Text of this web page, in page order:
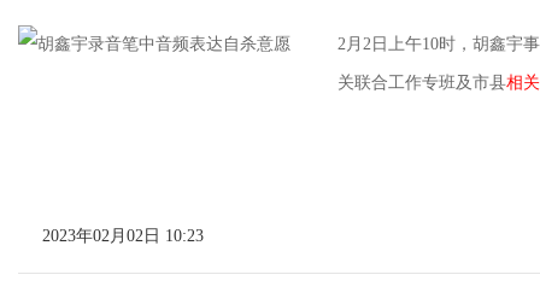
2月2日上午10时，胡鑫宇
关联合工作专班及市县相
2023年02月02日 10:23